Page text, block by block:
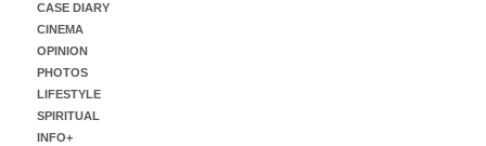
CASE DIARY
CINEMA
OPINION
PHOTOS
LIFESTYLE
SPIRITUAL
INFO+